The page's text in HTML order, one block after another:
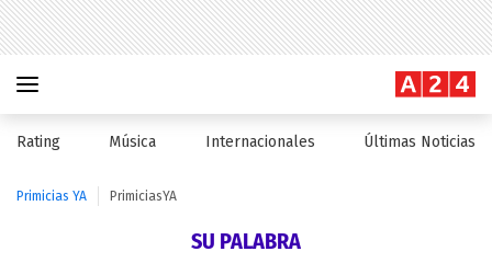
Rating Música Internacionales Últimas Noticias
Primicias YA PrimiciasYA
SU PALABRA